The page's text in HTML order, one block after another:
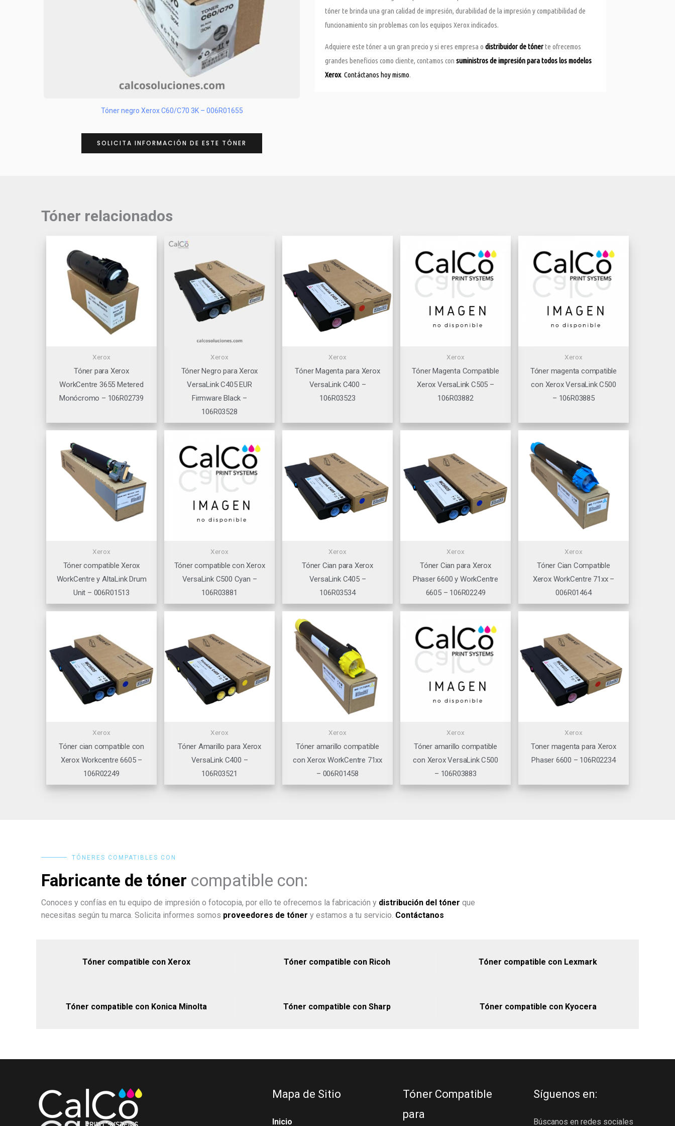
Tóner negro Xerox C60/C70 3K – 006R01655
SOLICITA INFORMACIÓN DE ESTE TÓNER
tóner te brinda una gran calidad de impresión, durabilidad de la impresión y compatibilidad de
funcionamiento sin problemas con los equipos Xerox indicados.
Adquiere este tóner a un gran precio y si eres empresa o distribuidor de tónerte ofrecemos
grandes beneficios como cliente, contamos con suministros de impresión para todos los modelos
Xerox. Contáctanos hoy mismo.
Tóner relacionados
Xerox
Tóner para Xerox
WorkCentre 3655 Metered
Monócromo – 106R02739
Xerox
Tóner Negro para Xerox
VersaLink C405 EUR
Firmware Black –
106R03528
Xerox
Tóner Magenta para Xerox
VersaLink C400 –
106R03523
Xerox
Tóner Magenta Compatible
Xerox VersaLink C505 –
106R03882
Xerox
Tóner magenta compatible
con Xerox VersaLink C500
– 106R03885
Xerox
Tóner compatible Xerox
WorkCentre y AltaLink Drum
Unit – 006R01513
Xerox
Tóner compatible con Xerox
VersaLink C500 Cyan –
106R03881
Xerox
Tóner Cian para Xerox
VersaLink C405 –
106R03534
Xerox
Tóner Cian para Xerox
Phaser 6600 y WorkCentre
6605 – 106R02249
Xerox
Tóner Cian Compatible
Xerox WorkCentre 71xx –
006R01464
Xerox
Tóner cian compatible con
Xerox Workcentre 6605 –
106R02249
Xerox
Tóner Amarillo para Xerox
VersaLink C400 –
106R03521
Xerox
Tóner amarillo compatible
con Xerox WorkCentre 71xx
– 006R01458
Xerox
Tóner amarillo compatible
con Xerox VersaLink C500
– 106R03883
Xerox
Toner magenta para Xerox
Phaser 6600 – 106R02234
TÓNERES COMPATIBLES CON
Fabricante de tóner compatible con:
Conoces y confías en tu equipo de impresión o fotocopia, por ello te ofrecemos la fabricación y distribución del tóner que
necesitas según tu marca. Solicita informes somos proveedores de tóner y estamos a tu servicio. Contáctanos
Tóner compatible con Xerox Tóner compatible con Ricoh Tóner compatible con Lexmark
Tóner compatible con Konica Minolta Tóner compatible con Sharp Tóner compatible con Kyocera
Mapa de Sitio
Inicio
Tóner Compatible
para
Síguenos en:
Búscanos en redes sociales